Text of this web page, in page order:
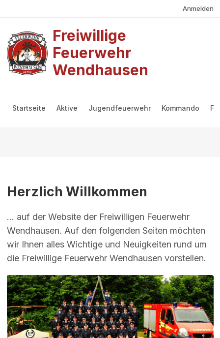
Anmelden
Freiwillige
Feuerwehr
Wendhausen
Startseite Aktive Jugendfeuerwehr Kommando
Herzlich Willkommen
... auf der Website der Freiwilligen Feuerwehr
Wendhausen. Auf den folgenden Seiten möchten
wir Ihnen alles Wichtige und Neuigkeiten rund um
die Freiwillige Feuerwehr Wendhausen vorstellen.